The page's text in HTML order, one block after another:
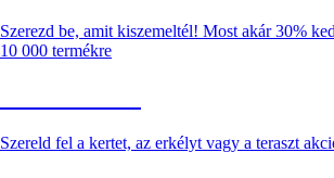
Szerezd be, amit kiszemeltél! Most akár 30%
10 000 termékre
Szereld fel a kertet, az erkélyt vagy a teraszt